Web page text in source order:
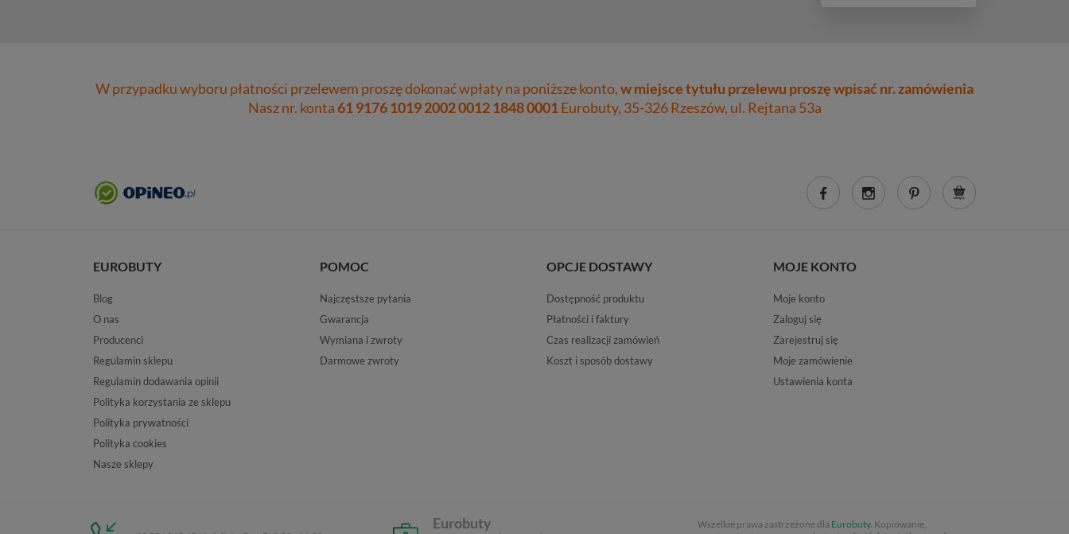
W przypadku wyboru płatności przelewem proszę dokonać wpłaty na poniższe konto,w miejsce tytułu przelewu proszę wpisać nr. zamówienia
Nasz nr. konta61 9176 1019 2002 0012 1848 0001Eurobuty, 35-326 Rzeszów, ul. Rejtana 53a
EUROBUTY
Blog
O nas
Producenci
Regulamin sklepu
Regulamin dodawania opinii
Polityka korzystania ze sklepu
Polityka prywatności
Polityka cookies
Nasze sklepy
POMOC
Najczęstsze pytania
Gwarancja
Wymiana i zwroty
Darmowe zwroty
OPCJE DOSTAWY
Dostępność produktu
Płatności i faktury
Czas realizacji zamówień
Koszt i sposób dostawy
MOJE KONTO
Moje konto
Zaloguj się
Zarejestruj się
Moje zamówienie
Ustawienia konta
Eurobuty Wszelkie prawa zastrzeżone dla Eurobuty. Kopiowanie,